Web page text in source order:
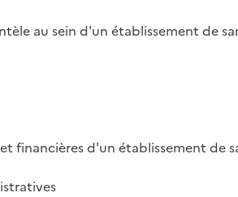
au sein d'un établissement de
financières d'un établissement de